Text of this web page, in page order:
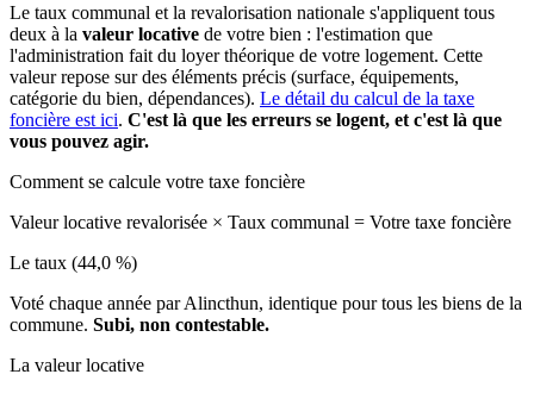
Le taux communal et la revalorisation nationale s'appliquent tous
deux à la valeur locative de votre bien : l'estimation que
l'administration fait du loyer théorique de votre logement. Cette
valeur repose sur des éléments précis (surface, équipements,
catégorie du bien, dépendances). Le détail du calcul de la taxe
foncière est ici. C'est là que les erreurs se logent, et c'est là que
vous pouvez agir.
Comment se calcule votre taxe foncière
Valeur locative revalorisée × Taux communal = Votre taxe foncière
Le taux (44,0 %)
Voté chaque année par Alincthun, identique pour tous les biens de la
commune. Subi, non contestable.
La valeur locative